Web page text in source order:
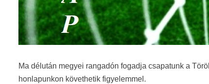
Ma délután megyei rangadón fogadja csapatunk a
honlapunkon követhetik figyelemmel.